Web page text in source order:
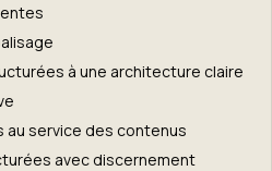
à une architecture claire
service des contenus
avec discernement